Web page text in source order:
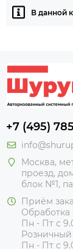
В данной
+7 (495)
Москва,
проезд,
блок №1,
Приём
Обработка
Пн - Пт с
Пн - Пт с